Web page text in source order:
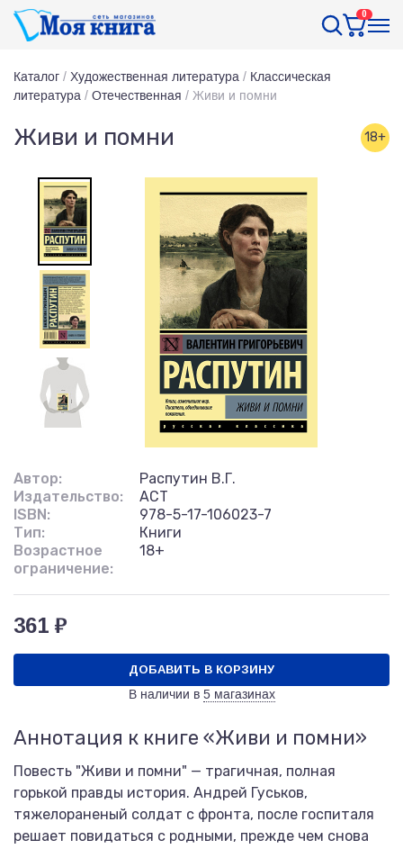
0
Каталог / Художественная литература / Классическая
литература / Отечественная / Живи и помни
Живи и помни 18+
Автор:
Распутин В.Г.
Издательство:
АСТ
ISBN:
978-5-17-106023-7
Тип:
Книги
Возрастное
ограничение:
18+
361 ₽
ДОБАВИТЬ В КОРЗИНУ
В наличии в 5 магазинах
Аннотация к книге «Живи и помни»
Повесть "Живи и помни" — трагичная, полная
горькой правды история. Андрей Гуськов,
тяжелораненый солдат с фронта, после госпиталя
решает повидаться с родными, прежде чем снова